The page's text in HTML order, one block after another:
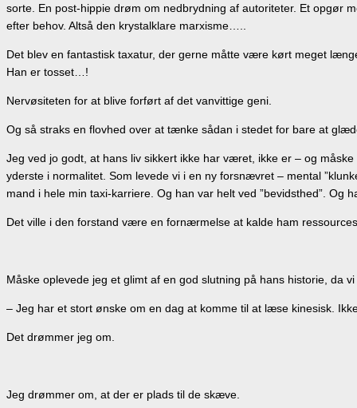
sorte. En post-hippie drøm om nedbrydning af autoriteter. Et opgør
efter behov. Altså den krystalklare marxisme…..
Det blev en fantastisk taxatur, der gerne måtte være kørt meget
Han er tosset…!
Nervøsiteten for at blive forført af det vanvittige geni.
Og så straks en flovhed over at tænke sådan i stedet for bare at
Jeg ved jo godt, at hans liv sikkert ikke har været, ikke er – og
yderste i normalitet. Som levede vi i en ny forsnævret – mental
mand i hele min taxi-karriere. Og han var helt ved ”bevidsthed”. Og
Det ville i den forstand være en fornærmelse at kalde ham
Måske oplevede jeg et glimt af en god slutning på hans historie, da
– Jeg har et stort ønske om en dag at komme til at læse kinesisk.
Det drømmer jeg om.
Jeg drømmer om, at der er plads til de skæve.